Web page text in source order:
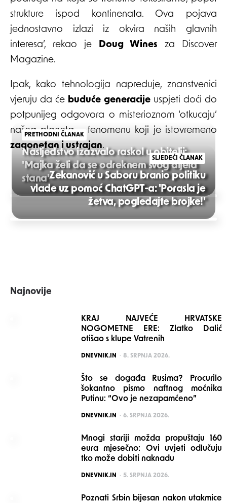
strukture ispod kontinenata. Ova pojava
jednostavno izlazi iz okvira naših glavnih
interesa’, rekao je Doug Wines za Discover
Magazine.
Ipak, kako tehnologija napreduje, znanstvenici
vjeruju da će buduće generacijeuspjeti doći do
potpunijeg odgovora o misterioznom ‘otkucaju’
našeg planeta – fenomenu koji je istovremeno
zagonetan i ustrajan.
Post
navigation
PRETHODNI ČLANAK
Nasljedstvo izazvalo raskol u obitelji:
'Majka želi da se odreknem svog dijela
stana'
SLJEDEĆI ČLANAK
Zekanović u Saboru branio politiku
vlade uz pomoć ChatGPT-a: 'Porasla je
žetva, pogledajte brojke!'
Najnovije
KRAJ NAJVEĆE HRVATSKE
NOGOMETNE ERE: Zlatko Dalić
otišao s klupe Vatrenih
POSTED
DNEVNIK.IN 8. SRPNJA 2026.
Što se događa Rusima? Procurilo
šokantno pismo naftnog moćnika
Putinu: “Ovo je nezapamćeno”
POSTED
DNEVNIK.IN 6. SRPNJA 2026.
Mnogi stariji možda propuštaju 160
eura mjesečno: Ovi uvjeti odlučuju
tko može dobiti naknadu
POSTED
DNEVNIK.IN 5. SRPNJA 2026.
Poznati Srbin bijesan nakon utakmice